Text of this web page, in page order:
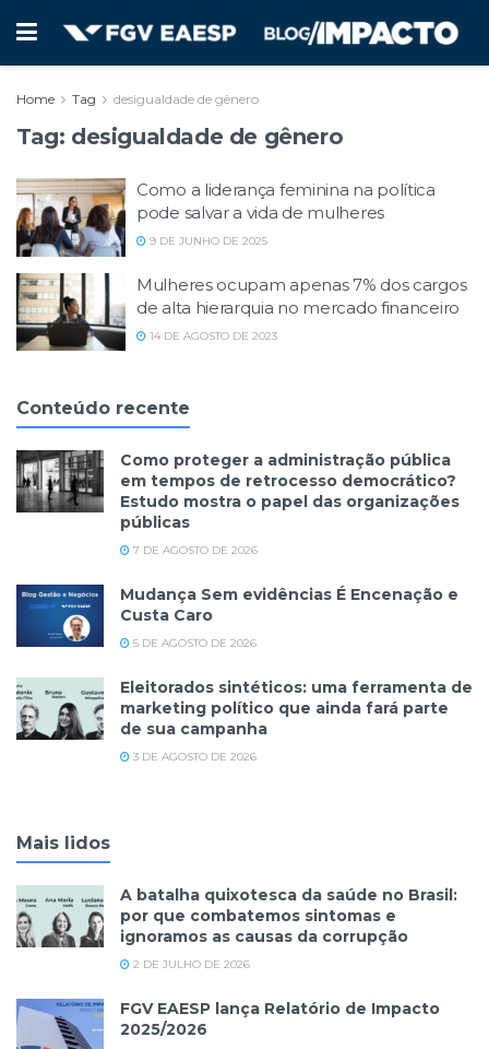
Home Tag desigualdade de gênero
Tag: desigualdade de gênero
Como a liderança feminina na política
pode salvar a vida de mulheres
9 DE JUNHO DE 2025
Mulheres ocupam apenas 7% dos cargos
de alta hierarquia no mercado financeiro
14 DE AGOSTO DE 2023
Conteúdo recente
Como proteger a administração pública
em tempos de retrocesso democrático?
Estudo mostra o papel das organizações
públicas
7 DE AGOSTO DE 2026
Mudança Sem evidências É Encenação e
Custa Caro
5 DE AGOSTO DE 2026
Eleitorados sintéticos: uma ferramenta de
marketing político que ainda fará parte
de sua campanha
3 DE AGOSTO DE 2026
Mais lidos
A batalha quixotesca da saúde no Brasil:
por que combatemos sintomas e
ignoramos as causas da corrupção
2 DE JULHO DE 2026
FGV EAESP lança Relatório de Impacto
2025/2026